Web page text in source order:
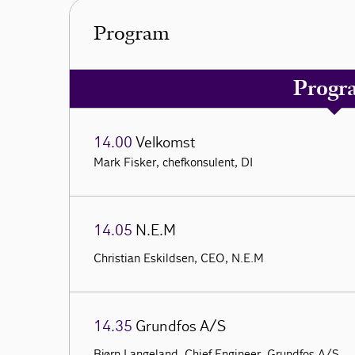
Program
14.00 Velkomst
Mark Fisker, chefkonsulent, DI
14.05 N.E.M
Christian Eskildsen, CEO, N.E.M
14.35 Grundfos A/S